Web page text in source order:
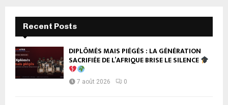
Recent Posts
DIPLÔMÉS MAIS PIÉGÉS : LA GÉNÉRATION
SACRIFIÉE DE L’AFRIQUE BRISE LE SILENCE
7 août 2026 0